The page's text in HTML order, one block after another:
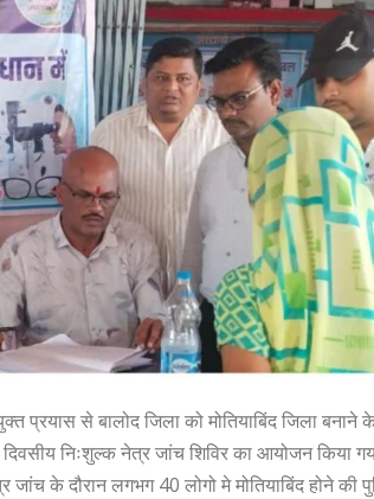
प्रयास से बालोद जिला को मोतियाबिंद जिला बनाने
दिवसीय निःशुल्क नेत्र जांच शिविर का आयोजन किया
के दौरान लगभग 40 लोगो मे मोतियाबिंद होने की